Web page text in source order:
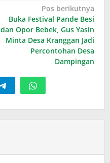
Pos berikutnya
Buka Festival Pande Besi
dan Opor Bebek, Gus Yasin
Minta Desa Kranggan Jadi
Percontohan Desa
Dampingan